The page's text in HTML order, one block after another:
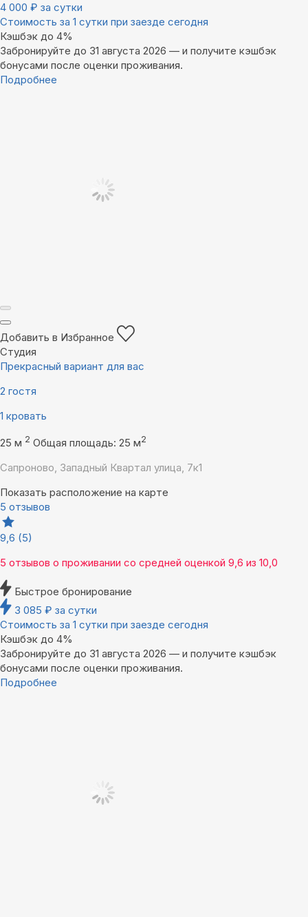
4 000 ₽ за сутки
Стоимость за 1 сутки при заезде сегодня
Кэшбэк до 4%
Забронируйте до 31 августа 2026 — и получите кэшбэк
бонусами после оценки проживания.
Подробнее
Добавить в Избранное
Студия
Прекрасный вариант для вас
2 гостя
1 кровать
25 м 2 Общая площадь: 25 м2
Сапроново, Западный Квартал улица, 7к1
Показать расположение на карте
5 отзывов
9,6 (5)
5 отзывов о проживании со средней оценкой 9,6 из 10,0
Быстрое бронирование
3 085 ₽ за сутки
Стоимость за 1 сутки при заезде сегодня
Кэшбэк до 4%
Забронируйте до 31 августа 2026 — и получите кэшбэк
бонусами после оценки проживания.
Подробнее